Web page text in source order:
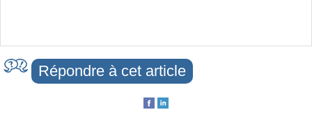
Répondre à cet article